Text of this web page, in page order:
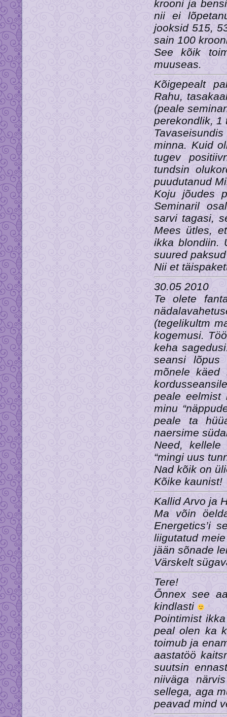
krooni ja
nii ei
jooksid 515,
sain 100
See kõik
muuseas.
Kõigepealt
Rahu,
(peale
perekondlik, 1
minna. Kuid
tugev
tundsin
puudutanud
Koju jõudes
Seminaril
sarvi tagasi,
Mees ütles,
ikka blondiin.
suured
Nii et
30.05 2010
Te olete
(tegelikultm
kogemusi.
keha
seansi lõpus
mõnele käed
peale eelmist
minu
peale ta
naersime
Need,
“mingi uus
Nad kõik on
Kõike kaunist!
Kallid Arvo ja
Ma võin
Energetics’i
liigutatud
jään sõnade
Värskelt
Tere!
Õnnex see
kindlasti
Pointimist
peal olen ka
toimub ja
aastatöö
suutsin
niiväga
sellega, aga
peavad mind